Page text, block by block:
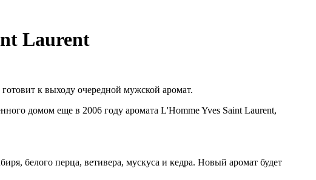
Laurent
к выходу очередной мужской аромат.
домом еще в 2006 году аромата L'Homme Yves Saint Laurent,
белого перца, ветивера, мускуса и кедра. Новый аромат будет